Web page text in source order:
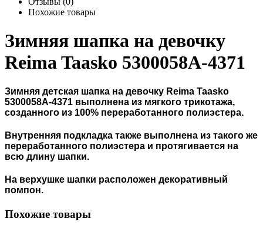
Похожие товары
Зимняя шапка на девочку
Reima Taasko 5300058A-4371
Зимняя детская шапка на девочку Reima Taasko
5300058A-4371 выполнена из мягкого трикотажа,
созданного из 100% переработанного полиэстера.
Внутренняя подкладка также выполнена из такого же
переработанного полиэстера и протягивается на
всю длину шапки.
На верхушке шапки расположен декоративный
помпон.
Похожие товары